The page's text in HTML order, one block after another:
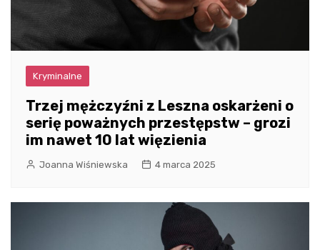
Kryminalne
Trzej mężczyźni z Leszna oskarżeni o
serię poważnych przestępstw – grozi
im nawet 10 lat więzienia
Joanna Wiśniewska 4 marca 2025